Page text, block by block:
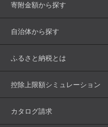
寄附金額から探す
自治体から探す
ふるさと納税とは
控除上限額シミュレーション
カタログ請求